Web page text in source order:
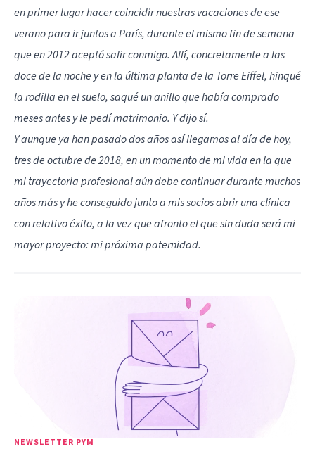
en primer lugar hacer coincidir nuestras vacaciones de ese
verano para ir juntos a París, durante el mismo fin de semana
que en 2012 aceptó salir conmigo. Allí, concretamente a las
doce de la noche y en la última planta de la Torre Eiffel, hinqué
la rodilla en el suelo, saqué un anillo que había comprado
meses antes y le pedí matrimonio. Y dijo sí.
Y aunque ya han pasado dos años así llegamos al día de hoy,
tres de octubre de 2018, en un momento de mi vida en la que
mi trayectoria profesional aún debe continuar durante muchos
años más y he conseguido junto a mis socios abrir una clínica
con relativo éxito, a la vez que afronto el que sin duda será mi
mayor proyecto: mi próxima paternidad.
NEWSLETTER PYM